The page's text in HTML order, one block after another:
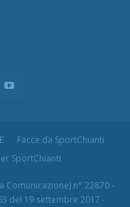
Facce da SportChianti
SportChianti
Comunicazione) n° 22870 -
del 19 settembre 2017 -